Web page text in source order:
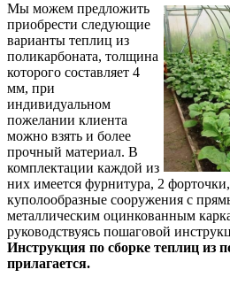
Мы можем предложить
приобрести следующие
варианты теплиц из
поликарбоната, толщина
которого составляет 4
мм, при
индивидуальном
пожелании клиента
можно взять и более
прочный материал. В
комплектации каждой из
них имеется фурнитура, 2
куполообразные сооружения с
металлическим оцинкованным
руководствуясь пошаговой
Инструкция по сборке теплиц из
прилагается.